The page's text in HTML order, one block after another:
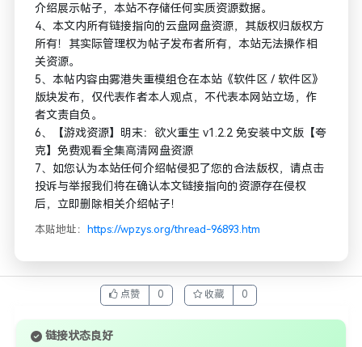
介绍展示帖子，本站不存储任何实质资源数据。
4、本文内所有链接指向的云盘网盘资源，其版权归版权方
所有！其实际管理权为帖子发布者所有，本站无法操作相
关资源。
5、本帖内容由雾港失重模组仓在本站《软件区 / 软件区》
版块发布，仅代表作者本人观点，不代表本网站立场，作
者文责自负。
6、【游戏资源】明末：欲火重生 v1.2.2 免安装中文版【夸
克】免费观看全集高清网盘资源
7、如您认为本站任何介绍帖侵犯了您的合法版权，请点击
投诉与举报我们将在确认本文链接指向的资源存在侵权
后，立即删除相关介绍帖子！
本贴地址： https://wpzys.org/thread-96893.htm
点赞 0 收藏 0
链接状态良好